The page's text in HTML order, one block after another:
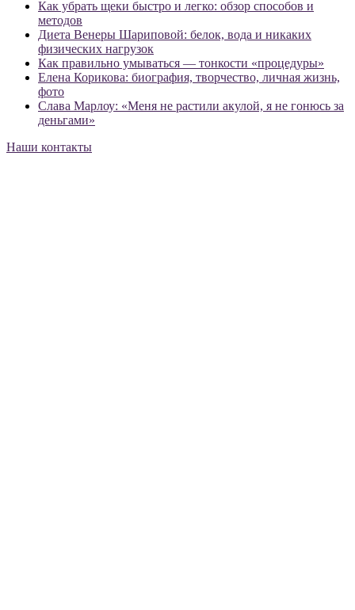
Как убрать щеки быстро и легко: обзор способов и
методов
Диета Венеры Шариповой: белок, вода и никаких
физических нагрузок
Как правильно умываться — тонкости «процедуры»
Елена Корикова: биография, творчество, личная жизнь,
фото
Слава Марлоу: «Меня не растили акулой, я не гонюсь за
деньгами»
Наши контакты